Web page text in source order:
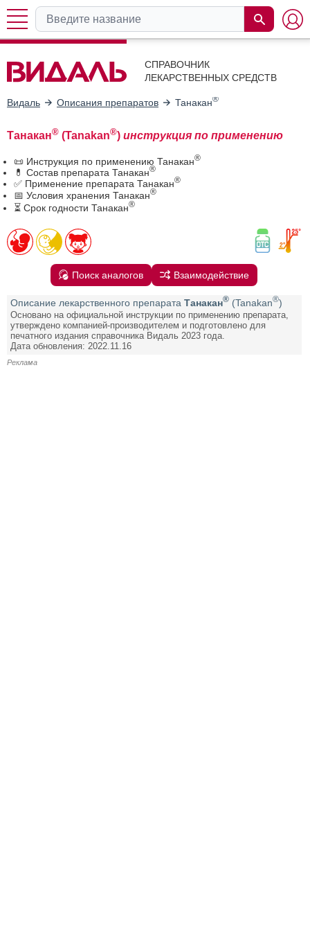
СПРАВОЧНИК
ЛЕКАРСТВЕННЫХ СРЕДСТВ
Видаль Описания препаратов Танакан®
Танакан® (Tanakan®) инструкция по применению
📜 Инструкция по применению Танакан®
💊 Состав препарата Танакан®
✅ Применение препарата Танакан®
📅 Условия хранения Танакан®
⏳ Срок годности Танакан®
Поиск аналогов Взаимодействие
Описание лекарственного препарата Танакан® (Tanakan®)
Основано на официальной инструкции по применению препарата,
утверждено компанией-производителем и подготовлено для
печатного издания справочника Видаль 2023 года.
Дата обновления: 2022.11.16
Реклама